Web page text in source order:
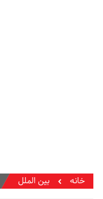
خانه بین الملل